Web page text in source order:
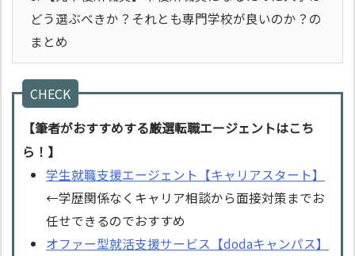
どう選ぶべきか？それとも専門学校が良いのか？の
まとめ
CHECK
【筆者がおすすめする厳選転職エージェントはこち
ら！】
学生就職支援エージェント【キャリアスタート】
←学歴関係なくキャリア相談から面接対策までお
任せできるのでおすすめ
オファー型就活支援サービス【dodaキャンパス】